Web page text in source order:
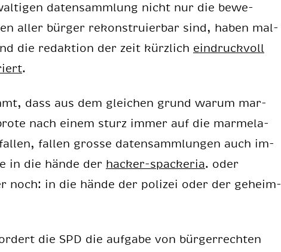
da­ten­samm­lung nicht nur die be­we­
al­ler bür­ger re­kon­stru­ier­bar sind, ha­ben mal­
die re­dak­ti­on der zeit kürz­lich ein­druck­voll
.
dass aus dem glei­chen grund war­um mar­
nach ei­nem sturz im­mer auf die mar­me­la­
fal­len gros­se da­ten­samm­lun­gen auch im­
in die hän­de der ha­cker-spa­cke­ria. oder
noch: in die hän­de der po­li­zei oder der ge­heim­
die SPD die auf­ga­be von bür­ger­rech­ten